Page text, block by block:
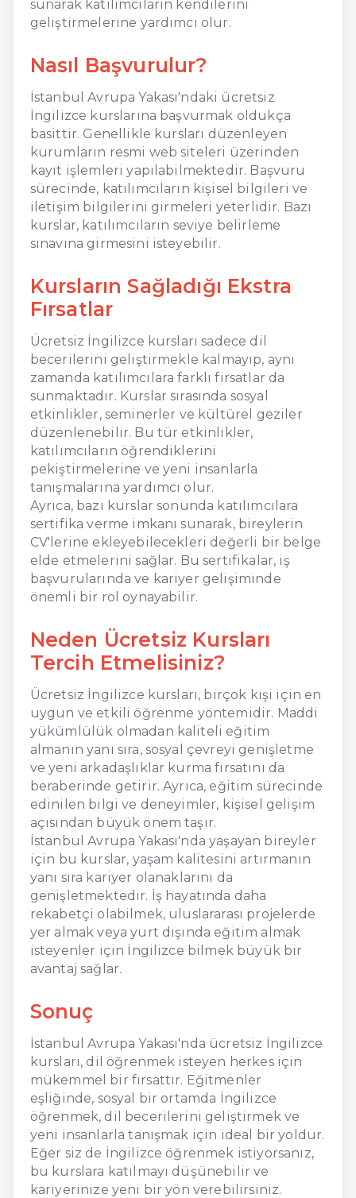
sunarak katılımcıların kendilerini
geliştirmelerine yardımcı olur.
Nasıl Başvurulur?
İstanbul Avrupa Yakası'ndaki ücretsiz
İngilizce kurslarına başvurmak oldukça
basittir. Genellikle kursları düzenleyen
kurumların resmi web siteleri üzerinden
kayıt işlemleri yapılabilmektedir. Başvuru
sürecinde, katılımcıların kişisel bilgileri ve
iletişim bilgilerini girmeleri yeterlidir. Bazı
kurslar, katılımcıların seviye belirleme
sınavına girmesini isteyebilir.
Kursların Sağladığı Ekstra
Fırsatlar
Ücretsiz İngilizce kursları sadece dil
becerilerini geliştirmekle kalmayıp, aynı
zamanda katılımcılara farklı fırsatlar da
sunmaktadır. Kurslar sırasında sosyal
etkinlikler, seminerler ve kültürel geziler
düzenlenebilir. Bu tür etkinlikler,
katılımcıların öğrendiklerini
pekiştirmelerine ve yeni insanlarla
tanışmalarına yardımcı olur.
Ayrıca, bazı kurslar sonunda katılımcılara
sertifika verme imkanı sunarak, bireylerin
CV'lerine ekleyebilecekleri değerli bir belge
elde etmelerini sağlar. Bu sertifikalar, iş
başvurularında ve kariyer gelişiminde
önemli bir rol oynayabilir.
Neden Ücretsiz Kursları
Tercih Etmelisiniz?
Ücretsiz İngilizce kursları, birçok kişi için en
uygun ve etkili öğrenme yöntemidir. Maddi
yükümlülük olmadan kaliteli eğitim
almanın yanı sıra, sosyal çevreyi genişletme
ve yeni arkadaşlıklar kurma fırsatını da
beraberinde getirir. Ayrıca, eğitim sürecinde
edinilen bilgi ve deneyimler, kişisel gelişim
açısından büyük önem taşır.
İstanbul Avrupa Yakası'nda yaşayan bireyler
için bu kurslar, yaşam kalitesini artırmanın
yanı sıra kariyer olanaklarını da
genişletmektedir. İş hayatında daha
rekabetçi olabilmek, uluslararası projelerde
yer almak veya yurt dışında eğitim almak
isteyenler için İngilizce bilmek büyük bir
avantaj sağlar.
Sonuç
İstanbul Avrupa Yakası'nda ücretsiz İngilizce
kursları, dil öğrenmek isteyen herkes için
mükemmel bir fırsattır. Eğitmenler
eşliğinde, sosyal bir ortamda İngilizce
öğrenmek, dil becerilerini geliştirmek ve
yeni insanlarla tanışmak için ideal bir yoldur.
Eğer siz de İngilizce öğrenmek istiyorsanız,
bu kurslara katılmayı düşünebilir ve
kariyerinize yeni bir yön verebilirsiniz.